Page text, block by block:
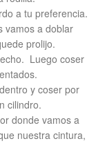
a tu preferencia.
vamos a doblar
prolijo.
Luego coser
y coser por
cilindro.
donde vamos a
nuestra cintura,